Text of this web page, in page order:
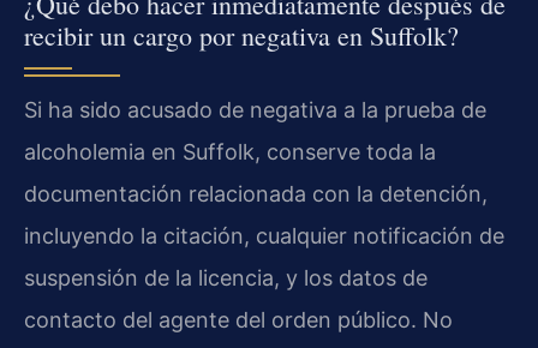
recibir un cargo por negativa en Suffolk?
Si ha sido acusado de negativa a la prueba de
alcoholemia en Suffolk, conserve toda la
documentación relacionada con la detención,
incluyendo la citación, cualquier notificación de
suspensión de la licencia, y los datos de
contacto del agente del orden público. No